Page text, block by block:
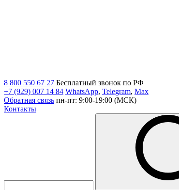
8 800 550 67 27 Бесплатный звонок по РФ
+7 (929) 007 14 84 WhatsApp, Telegram, Max
Обратная связь пн-пт: 9:00-19:00 (МСК)
Контакты